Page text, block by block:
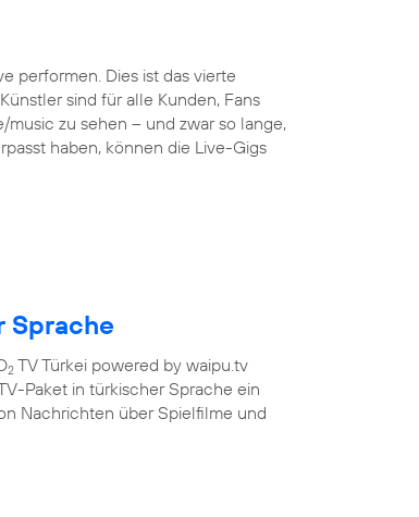
performen. Dies ist das vierte
sind für alle Kunden, Fans
zu sehen – und zwar so lange,
haben, können die Live-Gigs
Sprache
2 TV Türkei powered by waipu.tv
Paket in türkischer Sprache ein
Nachrichten über Spielfilme und